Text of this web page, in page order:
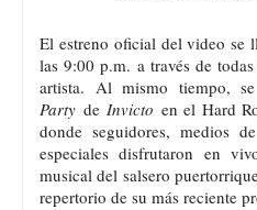
El estreno oficial del video se
las 9:00 p.m. a través de
artista. Al mismo tiempo,
Party de Invicto en el Hard
donde seguidores, medios
especiales disfrutaron en
musical del salsero
repertorio de su más reciente